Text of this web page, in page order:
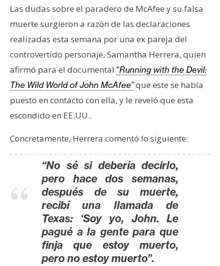
s
i
s
N
o
t
a
s
d
P
Las dudas sobre el paradero de McAfee y su falsa
muerte surgieron a razón de las declaraciones
realizadas esta semana por una ex pareja del
controvertido personaje, Samantha Herrera, quien
afirmó para el documental “Running with the Devil:
The Wild World of John McAfee”que este se había
puesto en contacto con ella, y le reveló que esta
escondido en EE.UU..
Concretamente, Herrera comentó lo siguiente:
“No sé si debería decirlo,
pero hace dos semanas,
después de su muerte,
recibí una llamada de
Texas: ‘Soy yo, John. Le
pagué a la gente para que
finja que estoy muerto,
pero no estoy muerto”.